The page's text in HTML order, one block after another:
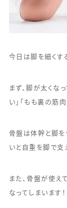
今日は脚を細くす
まず、脚が太くな
い」「もも裏の筋
骨盤は体幹と脚を
いと自重を脚で支
また、骨盤が使え
なってしまいます！